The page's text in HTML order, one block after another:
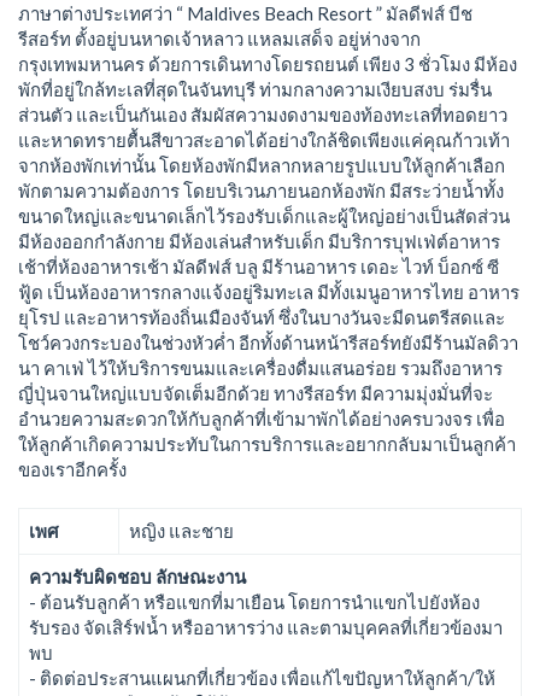
ภาษาต่างประเทศว่า “ Maldives Beach Resort ” มัลดีฟส์ บีช
รีสอร์ท ตั้งอยู่บนหาดเจ้าหลาว แหลมเสด็จ อยู่ห่างจาก
กรุงเทพมหานคร ด้วยการเดินทางโดยรถยนต์ เพียง 3 ชั่วโมง มีห้อง
พักที่อยู่ใกล้ทะเลที่สุดในจันทบุรี ท่ามกลางความเงียบสงบ ร่มรื่น
ส่วนตัว และเป็นกันเอง สัมผัสความงดงามของท้องทะเลที่ทอดยาว
และหาดทรายตื้นสีขาวสะอาดได้อย่างใกล้ชิดเพียงแค่คุณก้าวเท้า
จากห้องพักเท่านั้น โดยห้องพักมีหลากหลายรูปแบบให้ลูกค้าเลือก
พักตามความต้องการ โดยบริเวนภายนอกห้องพัก มีสระว่ายน้ำทั้ง
ขนาดใหญ่และขนาดเล็กไว้รองรับเด็กและผู้ใหญ่อย่างเป็นสัดส่วน
มีห้องออกกำลังกาย มีห้องเล่นสำหรับเด็ก มีบริการบุฟเฟ่ต์อาหาร
เช้าที่ห้องอาหารเช้า มัลดีฟส์ บลู มีร้านอาหาร เดอะ ไวท์ บ็อกซ์ ซี
ฟู้ด เป็นห้องอาหารกลางแจ้งอยู่ริมทะเล มีทั้งเมนูอาหารไทย อาหาร
ยุโรป และอาหารท้องถิ่นเมืองจันท์ ซึ่งในบางวันจะมีดนตรีสดและ
โชว์ควงกระบองในช่วงหัวค่ำ อีกทั้งด้านหน้ารีสอร์ทยังมีร้านมัลดิวา
นา คาเฟ่ ไว้ให้บริการขนมและเครื่องดื่มแสนอร่อย รวมถึงอาหาร
ญี่ปุ่นจานใหญ่แบบจัดเต็มอีกด้วย ทางรีสอร์ท มีความมุ่งมั่นที่จะ
อำนวยความสะดวกให้กับลูกค้าที่เข้ามาพักได้อย่างครบวงจร เพื่อ
ให้ลูกค้าเกิดความประทับในการบริการและอยากกลับมาเป็นลูกค้า
ของเราอีกครั้ง
เพศ หญิง และชาย
ความรับผิดชอบ ลักษณะงาน
- ต้อนรับลูกค้า หรือแขกที่มาเยือน โดยการนำแขกไปยังห้อง
รับรอง จัดเสิร์ฟน้ำ หรืออาหารว่าง และตามบุคคลที่เกี่ยวข้องมา
พบ
- ติดต่อประสานแผนกที่เกี่ยวข้อง เพื่อแก้ไขปัญหาให้ลูกค้า/ให้